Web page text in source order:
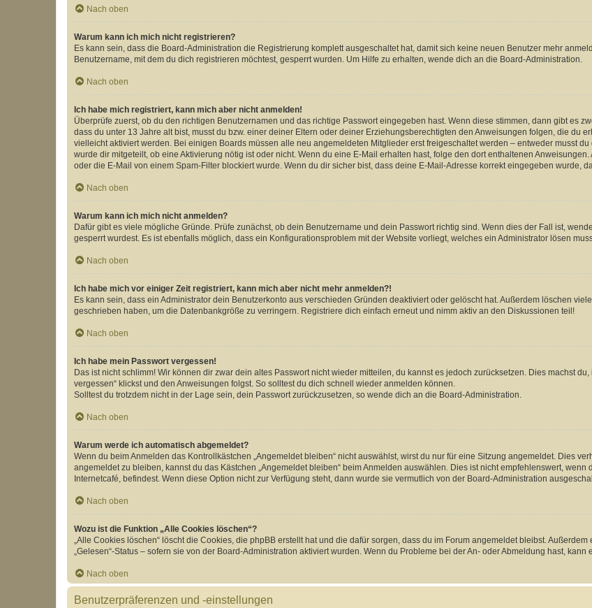
Nach oben
Warum kann ich mich nicht registrieren?
Es kann sein, dass die Board-Administration die Registrierung komplett ausgeschaltet hat, damit sich keine neuen Benutzer mehr
Benutzername, mit dem du dich registrieren möchtest, gesperrt wurden. Um Hilfe zu erhalten, wende dich an die Board-Administration.
Nach oben
Ich habe mich registriert, kann mich aber nicht anmelden!
Überprüfe zuerst, ob du den richtigen Benutzernamen und das richtige Passwort eingegeben hast. Wenn diese stimmen, dann gibt es
dass du unter 13 Jahre alt bist, musst du bzw. einer deiner Eltern oder deiner Erziehungsberechtigten den Anweisungen folgen, die du
vielleicht aktiviert werden. Bei einigen Boards müssen alle neu angemeldeten Mitglieder erst freigeschaltet werden – entweder musst
wurde dir mitgeteilt, ob eine Aktivierung nötig ist oder nicht. Wenn du eine E-Mail erhalten hast, folge den dort enthaltenen
oder die E-Mail von einem Spam-Filter blockiert wurde. Wenn du dir sicher bist, dass deine E-Mail-Adresse korrekt eingegeben wurde,
Nach oben
Warum kann ich mich nicht anmelden?
Dafür gibt es viele mögliche Gründe. Prüfe zunächst, ob dein Benutzername und dein Passwort richtig sind. Wenn dies der Fall ist,
gesperrt wurdest. Es ist ebenfalls möglich, dass ein Konfigurationsproblem mit der Website vorliegt, welches ein Administrator lösen
Nach oben
Ich habe mich vor einiger Zeit registriert, kann mich aber nicht mehr anmelden?!
Es kann sein, dass ein Administrator dein Benutzerkonto aus verschieden Gründen deaktiviert oder gelöscht hat. Außerdem löschen
geschrieben haben, um die Datenbankgröße zu verringern. Registriere dich einfach erneut und nimm aktiv an den Diskussionen teil!
Nach oben
Ich habe mein Passwort vergessen!
Das ist nicht schlimm! Wir können dir zwar dein altes Passwort nicht wieder mitteilen, du kannst es jedoch zurücksetzen. Dies machst
vergessen“ klickst und den Anweisungen folgst. So solltest du dich schnell wieder anmelden können.
Solltest du trotzdem nicht in der Lage sein, dein Passwort zurückzusetzen, so wende dich an die Board-Administration.
Nach oben
Warum werde ich automatisch abgemeldet?
Wenn du beim Anmelden das Kontrollkästchen „Angemeldet bleiben“ nicht auswählst, wirst du nur für eine Sitzung angemeldet. Dies
angemeldet zu bleiben, kannst du das Kästchen „Angemeldet bleiben“ beim Anmelden auswählen. Dies ist nicht empfehlenswert,
Internetcafé, befindest. Wenn diese Option nicht zur Verfügung steht, dann wurde sie vermutlich von der Board-Administration
Nach oben
Wozu ist die Funktion „Alle Cookies löschen“?
„Alle Cookies löschen“ löscht die Cookies, die phpBB erstellt hat und die dafür sorgen, dass du im Forum angemeldet bleibst.
„Gelesen“-Status – sofern sie von der Board-Administration aktiviert wurden. Wenn du Probleme bei der An- oder Abmeldung hast,
Nach oben
Benutzerpräferenzen und -einstellungen